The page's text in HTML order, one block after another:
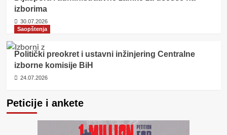
izborima
30.07.2026
Saopštenja
Politički preokret i ustavni inžinjering Centralne
izborne komisije BiH
24.07.2026
Peticije i ankete